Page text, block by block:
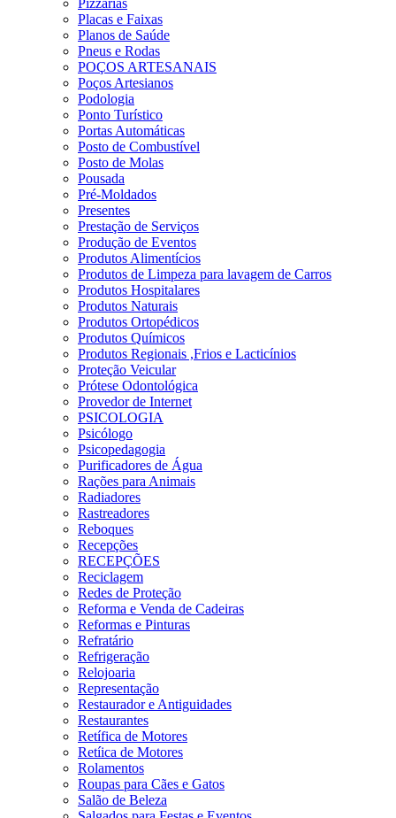
Pizzarias
Placas e Faixas
Planos de Saúde
Pneus e Rodas
POÇOS ARTESANAIS
Poços Artesianos
Podologia
Ponto Turístico
Portas Automáticas
Posto de Combustível
Posto de Molas
Pousada
Pré-Moldados
Presentes
Prestação de Serviços
Produção de Eventos
Produtos Alimentícios
Produtos de Limpeza para lavagem de Carros
Produtos Hospitalares
Produtos Naturais
Produtos Ortopédicos
Produtos Químicos
Produtos Regionais ,Frios e Lacticínios
Proteção Veicular
Prótese Odontológica
Provedor de Internet
PSICOLOGIA
Psicólogo
Psicopedagogia
Purificadores de Água
Rações para Animais
Radiadores
Rastreadores
Reboques
Recepções
RECEPÇÕES
Reciclagem
Redes de Proteção
Reforma e Venda de Cadeiras
Reformas e Pinturas
Refratário
Refrigeração
Relojoaria
Representação
Restaurador e Antiguidades
Restaurantes
Retífica de Motores
Retíica de Motores
Rolamentos
Roupas para Cães e Gatos
Salão de Beleza